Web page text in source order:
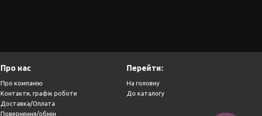
Про нас
Про компанію
Контакти, графік роботи
Доставка/Оплата
Повернення/обмін
Перейти:
На головну
До каталогу